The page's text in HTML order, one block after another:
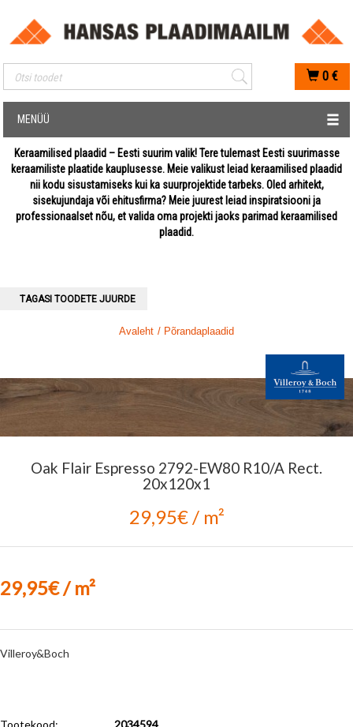
Mobiilis otsimise sisestus
0 €
MENÜÜ
Keraamilised plaadid – Eesti suurim valik! Tere tulemast Eesti suurimasse
keraamiliste plaatide kauplusesse. Meie valikust leiad keraamilised plaadid
nii kodu sisustamiseks kui ka suurprojektide tarbeks. Oled arhitekt,
sisekujundaja või ehitusfirma? Meie juurest leiad inspiratsiooni ja
professionaalset nõu, et valida oma projekti jaoks parimad keraamilised
plaadid.
TAGASI TOODETE JUURDE
Avaleht / Põrandaplaadid
Oak Flair Espresso 2792-EW80 R10/A Rect.
20x120x1
29,95€ / m²
29,95€ / m²
Villeroy&Boch